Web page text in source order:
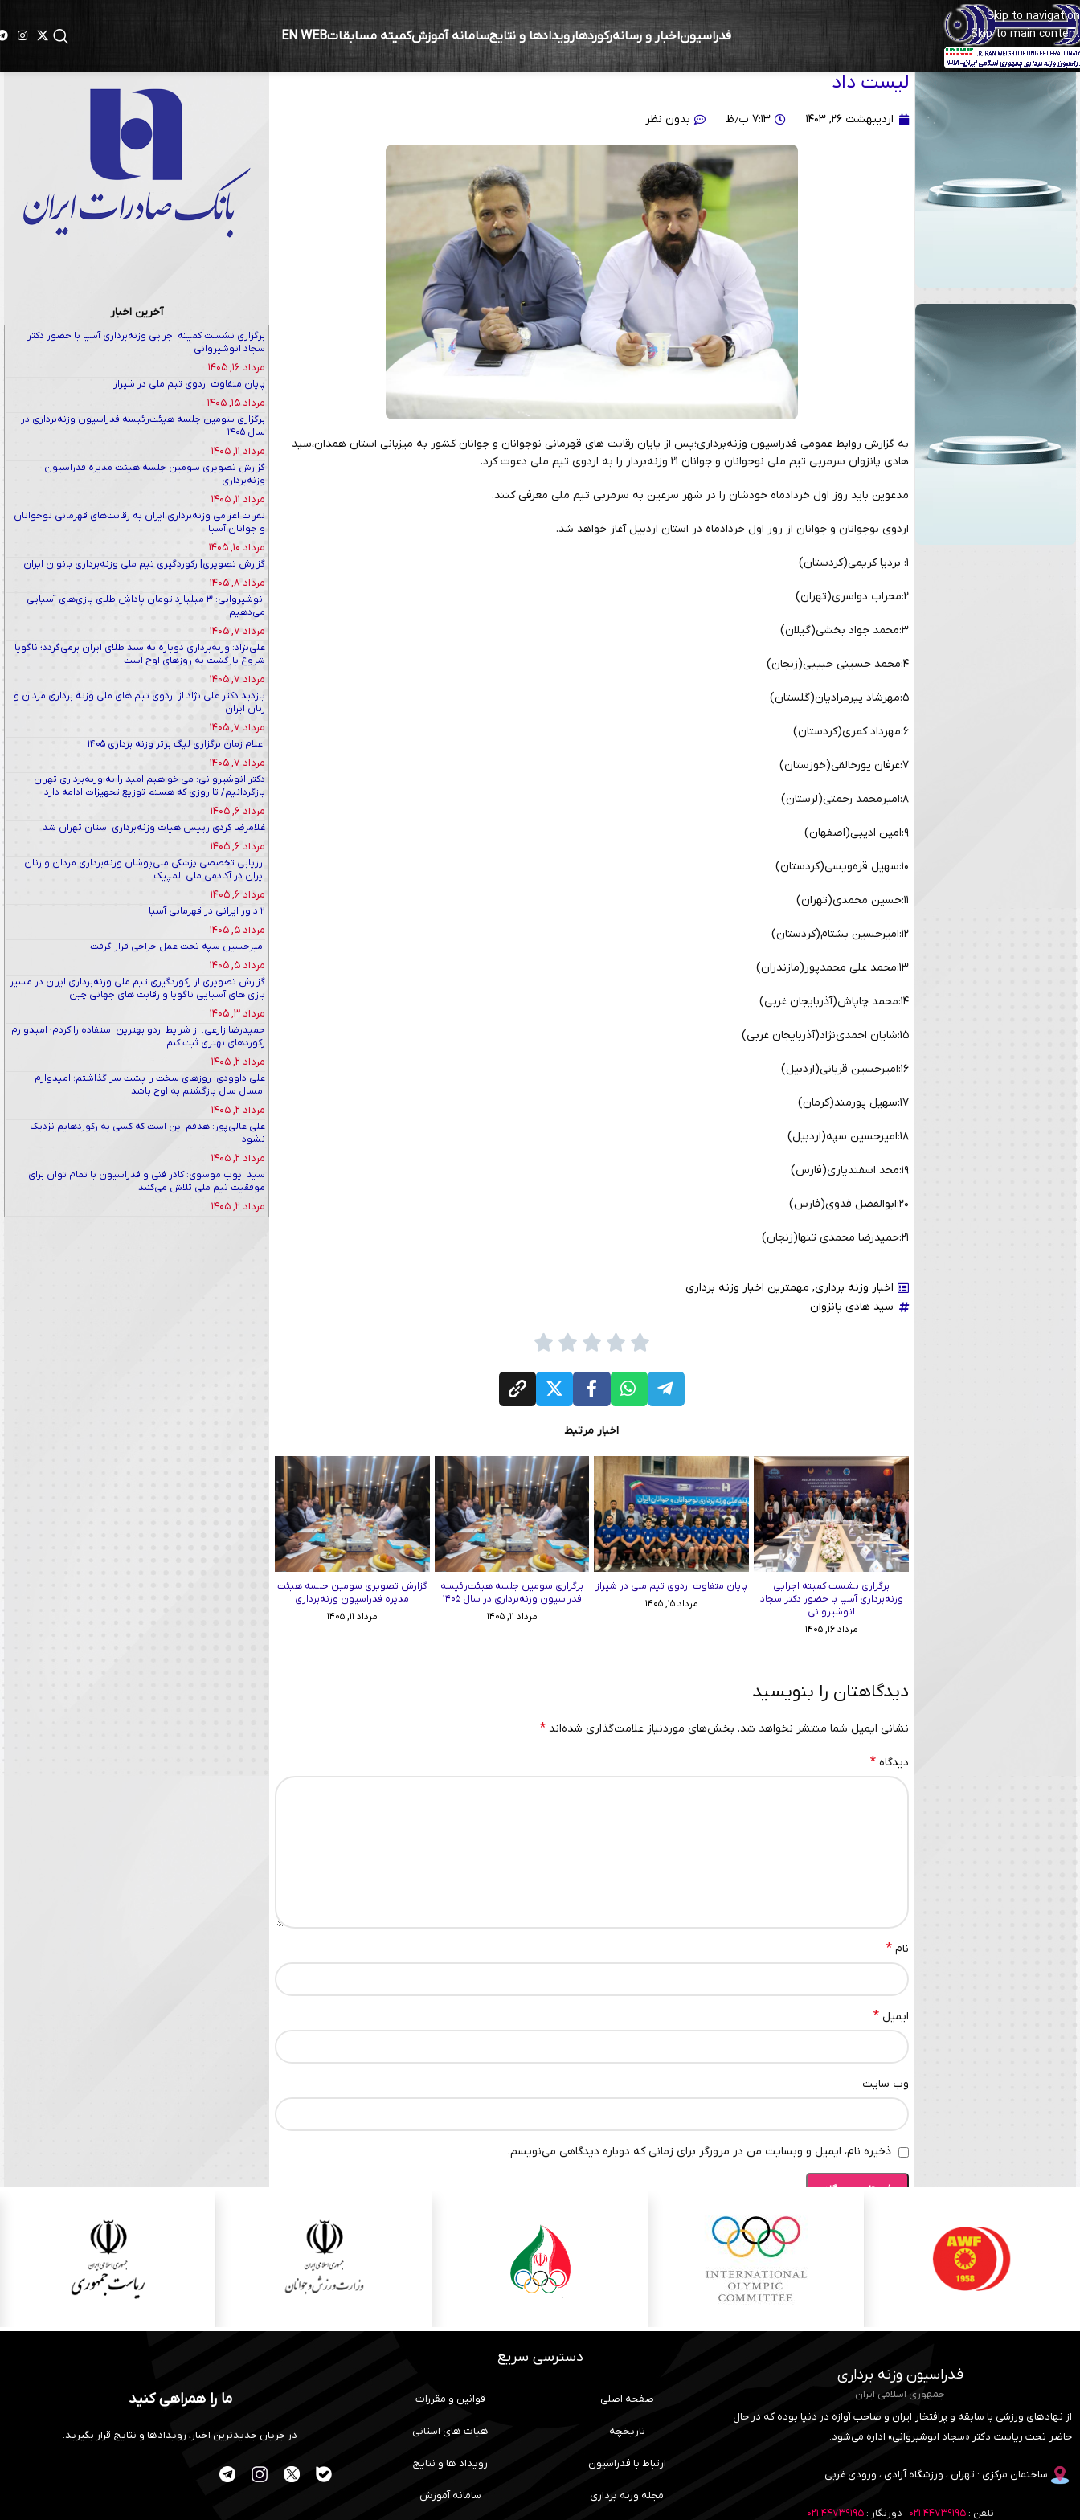
Skip to navigation
Skip to main content
فدراسیوناخبار و رسانهرکوردهارویدادها و نتایجسامانه آموزشکمیته مسابقاتEN WEB
دعوت از ۲۱ وزنه‌بردار به اردوی تیم‌ملی نوجوانان و جوانان ایران/سید هادی پانزوان
لیست داد
اردیبهشت ۲۶, ۱۴۰۳ ۷:۱۳ ب٫ظ بدون نظر
به گزارش روابط عمومی فدراسیون وزنه‌برداری؛پس از پایان رقابت های قهرمانی نوجوانان و جوانان کشور به میزبانی استان همدان،سید
هادی پانزوان سرمربی تیم ملی نوجوانان و جوانان ۲۱ وزنه‌بردار را به اردوی تیم ملی دعوت کرد.
مدعوین باید روز اول خردادماه خودشان را در شهر سرعین به سرمربی تیم ملی معرفی کنند.
اردوی نوجوانان و جوانان از روز اول خردادماه در استان اردبیل آغاز خواهد شد.
۱: بردیا کریمی(کردستان)
۲:محراب دواسری(تهران)
۳:محمد جواد بخشی(گیلان)
۴:محمد حسینی حبیبی(زنجان)
۵:مهرشاد پیرمرادیان(گلستان)
۶:مهرداد کمری(کردستان)
۷:عرفان پورخالقی(خوزستان)
۸:امیرمحمد رحمتی(لرستان)
۹:امین ادیبی(اصفهان)
۱۰:سهیل قره‌ویسی(کردستان)
۱۱:حسین محمدی(تهران)
۱۲:امیرحسین بشتام(کردستان)
۱۳:محمد علی محمدپور(مازندران)
۱۴:محمد چاپاش(آذربایجان غربی)
۱۵:شایان احمدی‌‎نژاد(آذربایجان غربی)
۱۶:امیرحسین قربانی(اردبیل)
۱۷:سهیل پورمند(کرمان)
۱۸:امیرحسین سپه(اردبیل)
۱۹:محد اسفندیاری(فارس)
۲۰:ابوالفضل فدوی(فارس)
۲۱:حمیدرضا محمدی تنها(زنجان)
اخبار وزنه برداری, مهمترین اخبار وزنه برداری
سید هادی پانزوان
اخبار مرتبط
برگزاری نشست کمیته اجرایی
وزنه‌برداری آسیا با حضور دکتر سجاد
انوشیروانی
مرداد ۱۶, ۱۴۰۵
پایان متفاوت اردوی تیم ملی در شیراز
مرداد ۱۵, ۱۴۰۵
برگزاری سومین جلسه هیئت‌رئیسه
فدراسیون وزنه‌برداری در سال ۱۴۰۵
مرداد ۱۱, ۱۴۰۵
گزارش تصویری سومین جلسه هیئت
مدیره فدراسیون وزنه‌برداری
مرداد ۱۱, ۱۴۰۵
دیدگاهتان را بنویسید
نشانی ایمیل شما منتشر نخواهد شد. بخش‌های موردنیاز علامت‌گذاری شده‌اند *
دیدگاه *
نام *
ایمیل *
وب‌ سایت
ذخیره نام، ایمیل و وبسایت من در مرورگر برای زمانی که دوباره دیدگاهی می‌نویسم.
آخرین اخبار
برگزاری نشست کمیته اجرایی وزنه‌برداری آسیا با حضور دکتر
سجاد انوشیروانی
مرداد ۱۶, ۱۴۰۵
پایان متفاوت اردوی تیم ملی در شیراز
مرداد ۱۵, ۱۴۰۵
برگزاری سومین جلسه هیئت‌رئیسه فدراسیون وزنه‌برداری در
سال ۱۴۰۵
مرداد ۱۱, ۱۴۰۵
گزارش تصویری سومین جلسه هیئت مدیره فدراسیون
وزنه‌برداری
مرداد ۱۱, ۱۴۰۵
نفرات اعزامی وزنه‌برداری ایران به رقابت‌های قهرمانی نوجوانان
و جوانان آسیا
مرداد ۱۰, ۱۴۰۵
گزارش تصویری| رکوردگیری تیم ملی وزنه‌برداری بانوان ایران
مرداد ۸, ۱۴۰۵
انوشیروانی: ۳ میلیارد تومان پاداش طلای بازی‌های آسیایی
می‌دهیم
مرداد ۷, ۱۴۰۵
علی‌نژاد: وزنه‌برداری دوباره به سبد طلای ایران برمی‌گردد؛ ناگویا
شروع بازگشت به روزهای اوج است
مرداد ۷, ۱۴۰۵
بازدید دکتر علی نژاد از اردوی تیم های ملی وزنه برداری مردان و
زنان ایران
مرداد ۷, ۱۴۰۵
اعلام زمان برگزاری لیگ برتر وزنه برداری ۱۴۰۵
مرداد ۷, ۱۴۰۵
دکتر انوشیروانی: می خواهیم امید را به وزنه‌برداری تهران
بازگردانیم/ تا روزی که هستم توزیع تجهیزات ادامه دارد
مرداد ۶, ۱۴۰۵
غلامرضا کردی رییس هیات وزنه‌برداری استان تهران شد
مرداد ۶, ۱۴۰۵
ارزیابی تخصصی پزشکی ملی‌پوشان وزنه‌برداری مردان و زنان
ایران در آکادمی ملی المپیک
مرداد ۶, ۱۴۰۵
۲ داور ایرانی در قهرمانی آسیا
مرداد ۵, ۱۴۰۵
امیرحسین سپه تحت عمل جراحی قرار گرفت
مرداد ۵, ۱۴۰۵
گزارش تصویری از رکوردگیری تیم ملی وزنه‌برداری ایران در مسیر
بازی های آسیایی ناگویا و رقابت های جهانی چین
مرداد ۳, ۱۴۰۵
حمیدرضا زارعی: از شرایط اردو بهترین استفاده را کردم؛ امیدوارم
رکوردهای بهتری ثبت کنم
مرداد ۲, ۱۴۰۵
علی داوودی: روزهای سخت را پشت سر گذاشتم؛ امیدوارم
امسال سال بازگشتم به اوج باشد
مرداد ۲, ۱۴۰۵
علی عالی‌پور: هدفم این است که کسی به رکوردهایم نزدیک
نشود
مرداد ۲, ۱۴۰۵
سید ایوب موسوی: کادر فنی و فدراسیون با تمام توان برای
موفقیت تیم ملی تلاش می‌کنند
مرداد ۲, ۱۴۰۵
فدراسیون وزنه برداری
جمهوری اسلامی ایران
از نهادهای ورزشی با سابقه و پرافتخار ایران و صاحب آوازه در دنیا بوده که در حال
حاضر تحت ریاست دکتر «سجاد انوشیروانی» اداره می‌شود.
ساختمان مرکزی : تهران ، ورزشگاه آزادی ، ورودی غربی.
تلفن :۴۴۷۳۹۱۹۵ ۰۲۱ دورنگار :۴۴۷۳۹۱۹۵ ۰۲۱
دسترسی سریع
صفحه اصلی
تاریخچه
ارتباط با فدراسیون
مجله وزنه برداری
قوانین و مقررات
هیات های استانی
رویداد ها و نتایج
سامانه آموزش
ما را همراهی کنید
در جریان جدیدترین اخبار، رویدادها و نتایج قرار بگیرید.